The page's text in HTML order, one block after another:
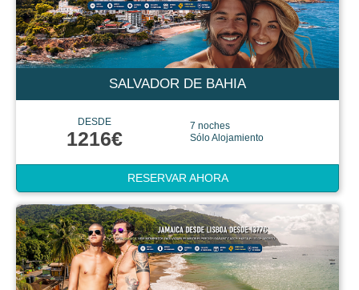
SALVADOR DE BAHIA
DESDE
1216€
7 noches
Sólo Alojamiento
RESERVAR AHORA